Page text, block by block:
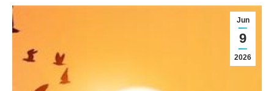
Jun
9
2026